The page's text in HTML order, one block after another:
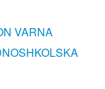
VARNA